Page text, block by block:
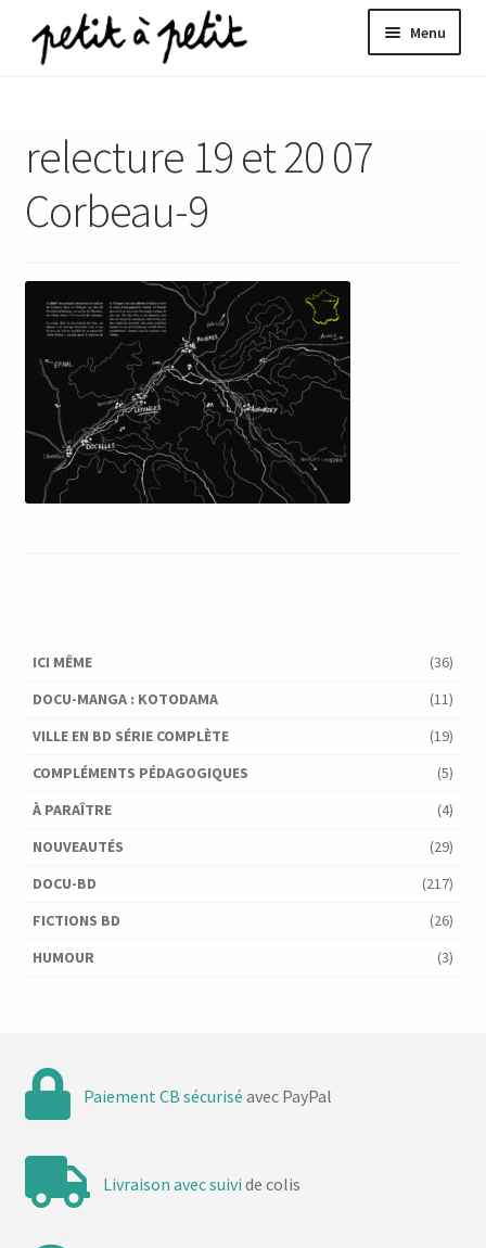
Aller
à
Aller
au
Menu
relecture 19 et 20 07
Corbeau-9
ICI MÊME
(36)
DOCU-MANGA : KOTODAMA
(11)
VILLE EN BD SÉRIE COMPLÈTE
(19)
COMPLÉMENTS PÉDAGOGIQUES
(5)
À PARAÎTRE
(4)
NOUVEAUTÉS
(29)
DOCU-BD
(217)
FICTIONS BD
(26)
HUMOUR
(3)
Paiement CB sécurisé avec PayPal
Livraison avec suivi de colis